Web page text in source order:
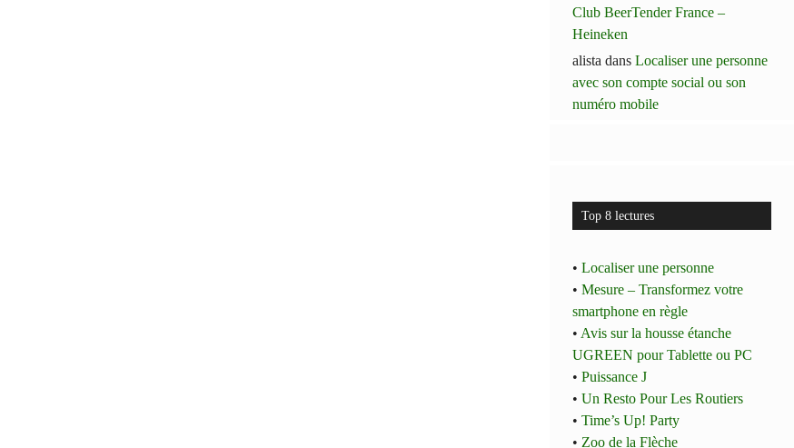
Club BeerTender France –
Heineken
alista dansLocaliser une personne
avec son compte social ou son
numéro mobile
Top 8 lectures
•Localiser une personne
•Mesure – Transformez votre
smartphone en règle
• Avis sur la housse étanche
UGREEN pour Tablette ou PC
•Puissance J
•Un Resto Pour Les Routiers
•Time’s Up! Party
• Zoo de la Flèche